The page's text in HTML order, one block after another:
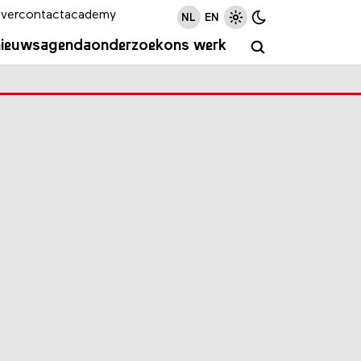
agendaonderzoekons werk
contactacademy NL EN